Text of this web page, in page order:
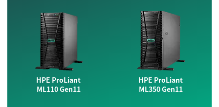
HPE ProLiant
ML110 Gen11
HPE ProLiant
ML350 Gen11